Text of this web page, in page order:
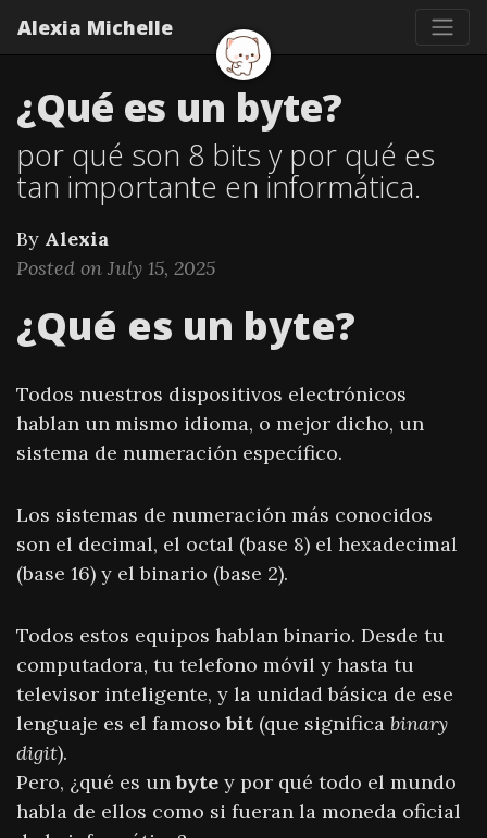
Alexia Michelle
¿Qué es un byte?
por qué son 8 bits y por qué es
tan importante en informática.
By Alexia
Posted on July 15, 2025
¿Qué es un byte?
Todos nuestros dispositivos electrónicos
hablan un mismo idioma, o mejor dicho, un
sistema de numeración específico.
Los sistemas de numeración más conocidos
son el decimal, el octal (base 8) el hexadecimal
(base 16) y el binario (base 2).
Todos estos equipos hablan binario. Desde tu
computadora, tu telefono móvil y hasta tu
televisor inteligente, y la unidad básica de ese
lenguaje es el famosobit (que significa binary
digit).
Pero, ¿qué es unbyte y por qué todo el mundo
habla de ellos como si fueran la moneda oficial